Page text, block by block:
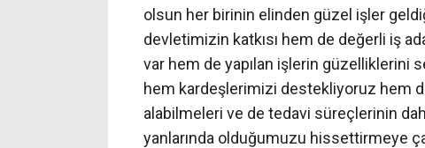
olsun her birinin elinden güzel işler
devletimizin katkısı hem de değerli iş
var hem de yapılan işlerin güzelliklerini
hem kardeşlerimizi destekliyoruz hem
alabilmeleri ve de tedavi süreçlerinin
yanlarında olduğumuzu hissettirmeye